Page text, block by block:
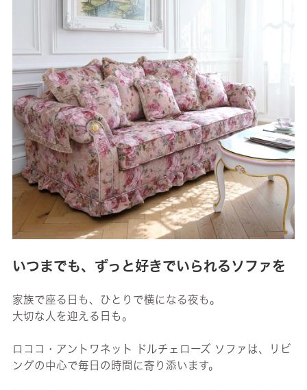
いつまでも、ずっと好きでいられるソファを
家族で座る日も、ひとりで横になる夜も。
大切な人を迎える日も。
ロココ・アントワネット ドルチェローズ ソファは、リビ
ングの中心で毎日の時間に寄り添います。